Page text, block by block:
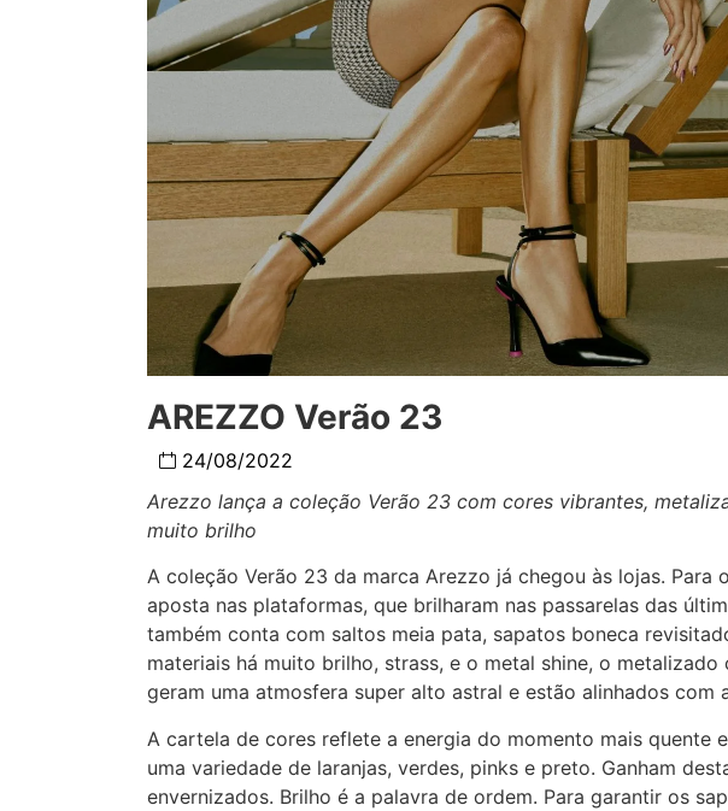
AREZZO Verão 23
24/08/2022
Arezzo lança a coleção Verão 23 com cores vibrantes,
muito brilho
A coleção Verão 23 da marca Arezzo já chegou às lojas. Para
aposta nas plataformas, que brilharam nas passarelas das
também conta com saltos meia pata, sapatos boneca
materiais há muito brilho, strass, e o metal shine, o
geram uma atmosfera super alto astral e estão alinhados com
A cartela de cores reflete a energia do momento mais quente
uma variedade de laranjas, verdes, pinks e preto. Ganham
envernizados. Brilho é a palavra de ordem. Para garantir os